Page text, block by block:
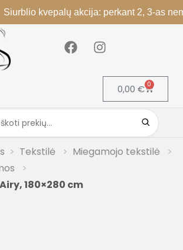
kvepalų akcija: perkant 2, 3-as
0,00 € 0
Tekstilė
Miegamojo tekstilė
180×280 cm